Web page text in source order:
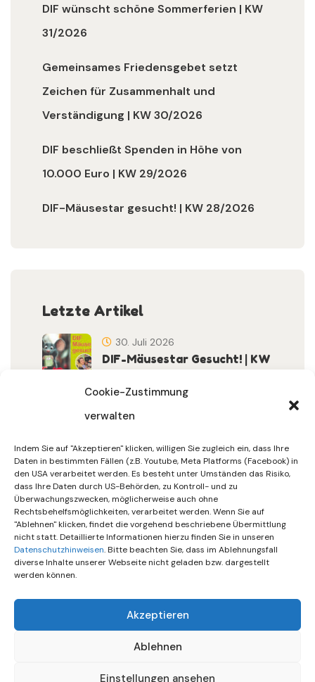
Cookie-Zustimmung
verwalten
Indem Sie auf "Akzeptieren" klicken, willigen Sie zugleich ein, dass Ihre
Daten in bestimmten Fällen (z.B. Youtube, Meta Platforms (Facebook) in
den USA verarbeitet werden. Es besteht unter Umständen das Risiko,
dass Ihre Daten durch US-Behörden, zu Kontroll- und zu
Überwachungszwecken, möglicherweise auch ohne
Rechtsbehelfsmöglichkeiten, verarbeitet werden. Wenn Sie auf
"Ablehnen" klicken, findet die vorgehend beschriebene Übermittlung
nicht statt. Detaillierte Informationen hierzu finden Sie in unseren
Datenschutzhinweisen. Bitte beachten Sie, dass im Ablehnungsfall
diverse Inhalte unserer Webseite nicht geladen bzw. dargestellt
werden können.
Akzeptieren
Ablehnen
Einstellungen ansehen
DIF wünscht schöne Sommerferien | KW
31/2026
Gemeinsames Friedensgebet setzt
Zeichen für Zusammenhalt und
Verständigung | KW 30/2026
DIF beschließt Spenden in Höhe von
10.000 Euro | KW 29/2026
DIF-Mäusestar gesucht! | KW 28/2026
Letzte Artikel
DIF-Mäusestar Gesucht! | KW
30. Juli 2026
Sommerferien | KW 31/…
30. Juli 2026
Gemeinsames Friedensgebet
Setzt Zeichen …
15. Juli 2026